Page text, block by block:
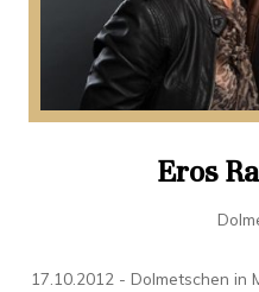
Eros
17.10.2012 - Dolmetschen in